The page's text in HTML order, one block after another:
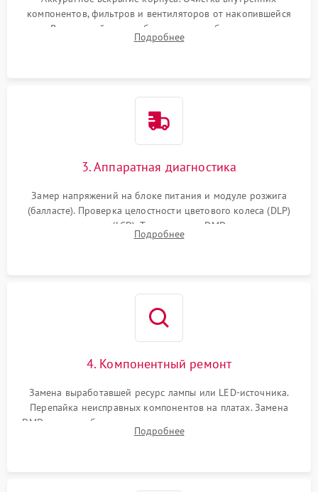
компонентов, фильтров и вентиляторов от накопившейся
пыли. Визуальный осмотр блока питания, балласта лампы и
материнской платы на наличие прогаров или вздутых
Подробнее
3. Аппаратная диагностика
Замер напряжений на блоке питания и модуле розжига
(балласте). Проверка целостности цветового колеса (DLP)
или поляризаторов (LCD). Тестирование DMD-чипа, датчиков
температуры и оптопар с помощью мультиметра и
Подробнее
4. Компонентный ремонт
Замена выработавшей ресурс лампы или LED-источника.
Перепайка неисправных компонентов на платах. Замена
DMD-чипа при битых пикселях, установка нового цветового
колеса или восстановление сгоревших поляризационных
Подробнее